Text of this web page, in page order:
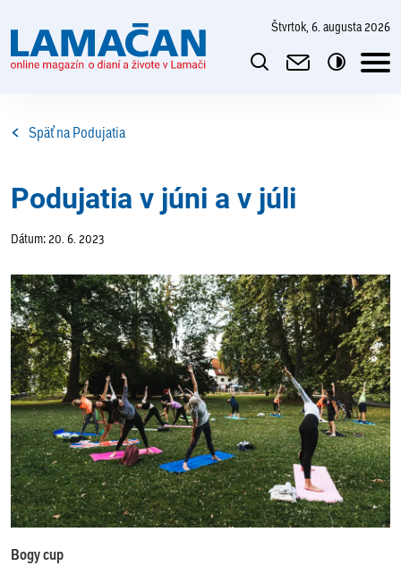
štvrtok, 6. augusta 2026
Späť na Podujatia
Podujatia v júni a v júli
Dátum: 20. 6. 2023
Bogy cup